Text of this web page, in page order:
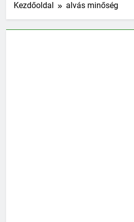
Kezdőoldal alvás minőség